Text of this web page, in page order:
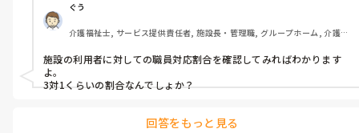
ぐう
介護福祉士, サービス提供責任者, 施設長・管理職, グループホーム, 介護事
施設の利用者に対しての職員対応割合を確認してみればわかります
よ。
3対1くらいの割合なんでしょか？
回答をもっと見る